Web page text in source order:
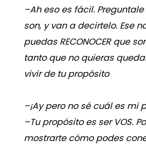
–Ah eso es fácil.
son, y van a decirtelo. Ese
puedas RECONOCER que
tanto que no quieras
vivir de tu propósito
–¡Ay pero no sé cuál es mi
–Tu propósito es ser VOS.
mostrarte cómo podes